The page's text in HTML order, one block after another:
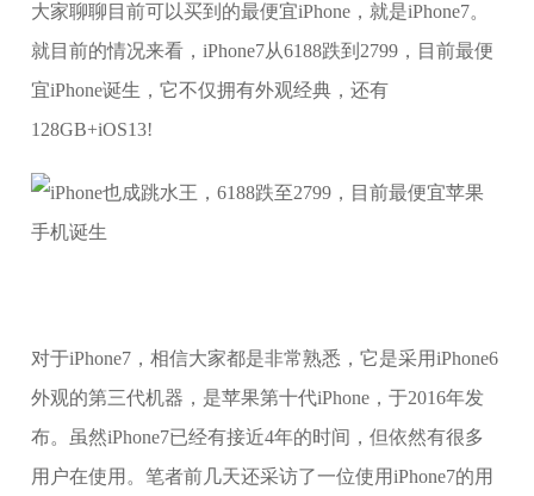
大家聊聊目前可以买到的最便宜iPhone，就是iPhone7。
就目前的情况来看，iPhone7从6188跌到2799，目前最便
宜iPhone诞生，它不仅拥有外观经典，还有
128GB+iOS13!
对于iPhone7，相信大家都是非常熟悉，它是采用iPhone6
外观的第三代机器，是苹果第十代iPhone，于2016年发
布。虽然iPhone7已经有接近4年的时间，但依然有很多
用户在使用。笔者前几天还采访了一位使用iPhone7的用